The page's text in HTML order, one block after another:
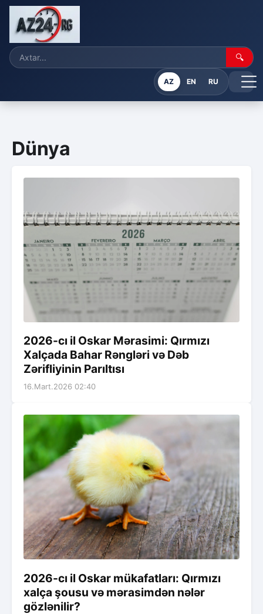
🔍
AZ EN RU
Dünya
2026-cı il Oskar Mərasimi: Qırmızı
Xalçada Bahar Rəngləri və Dəb
Zərifliyinin Parıltısı
16.Mart.2026 02:40
2026-cı il Oskar mükafatları: Qırmızı
xalça şousu və mərasimdən nələr
gözlənilir?